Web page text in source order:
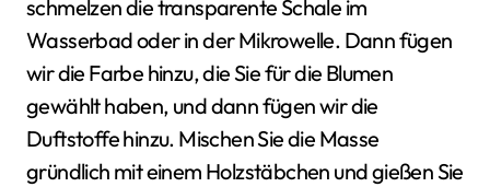
schmelzen die transparente Schale im
Wasserbad oder in der Mikrowelle. Dann fügen
wir die Farbe hinzu, die Sie für die Blumen
gewählt haben, und dann fügen wir die
Duftstoffe hinzu. Mischen Sie die Masse
gründlich mit einem Holzstäbchen und gießen Sie